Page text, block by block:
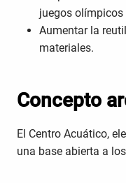
juegos
Aumentar la
materiales.
Concepto
El Centro Acuático,
una base abierta a